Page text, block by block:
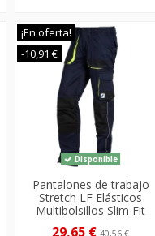
¡En oferta!
-10,91 €
Disponible
Pantalones de trabajo
Stretch LF Elásticos
Multibolsillos Slim Fit
29,65 €